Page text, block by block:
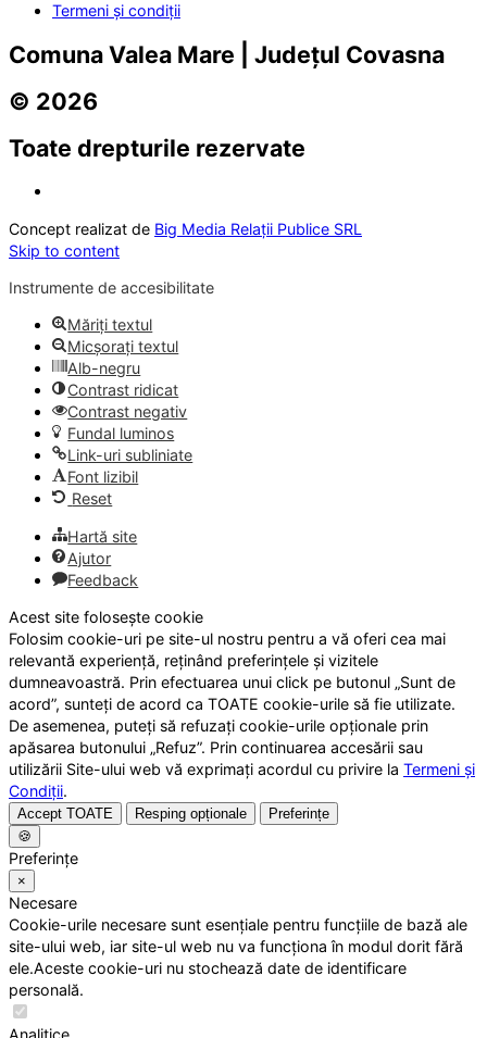
Termeni și condiții
Comuna Valea Mare | Județul Covasna
© 2026
Toate drepturile rezervate
Concept realizat de Big Media Relații Publice SRL
Skip to content
Instrumente de accesibilitate
Măriți textul
Micșorați textul
Alb-negru
Contrast ridicat
Contrast negativ
Fundal luminos
Link-uri subliniate
Font lizibil
Reset
Hartă site
Ajutor
Feedback
Acest site folosește cookie
Folosim cookie-uri pe site-ul nostru pentru a vă oferi cea mai
relevantă experiență, reținând preferințele și vizitele
dumneavoastră. Prin efectuarea unui click pe butonul „Sunt de
acord”, sunteți de acord ca TOATE cookie-urile să fie utilizate.
De asemenea, puteți să refuzați cookie-urile opționale prin
apăsarea butonului „Refuz”. Prin continuarea accesării sau
utilizării Site-ului web vă exprimați acordul cu privire la Termeni și
Condiții.
Accept TOATE Resping opționale
Preferințe
🍪
Preferințe
×
Necesare
Cookie-urile necesare sunt esențiale pentru funcțiile de bază ale
site-ului web, iar site-ul web nu va funcționa în modul dorit fără
ele.Aceste cookie-uri nu stochează date de identificare
personală.
Analitice